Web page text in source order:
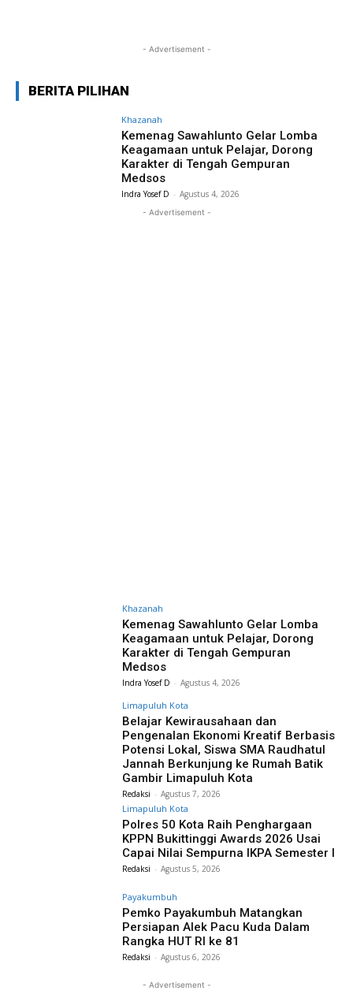
- Advertisement -
BERITA PILIHAN
Khazanah
Kemenag Sawahlunto Gelar Lomba
Keagamaan untuk Pelajar, Dorong
Karakter di Tengah Gempuran
Medsos
Indra Yosef D - Agustus 4, 2026
- Advertisement -
Khazanah
Kemenag Sawahlunto Gelar Lomba
Keagamaan untuk Pelajar, Dorong
Karakter di Tengah Gempuran
Medsos
Indra Yosef D - Agustus 4, 2026
Limapuluh Kota
Belajar Kewirausahaan dan
Pengenalan Ekonomi Kreatif Berbasis
Potensi Lokal, Siswa SMA Raudhatul
Jannah Berkunjung ke Rumah Batik
Gambir Limapuluh Kota
Redaksi - Agustus 7, 2026
Limapuluh Kota
Polres 50 Kota Raih Penghargaan
KPPN Bukittinggi Awards 2026 Usai
Capai Nilai Sempurna IKPA Semester I
Redaksi - Agustus 5, 2026
Payakumbuh
Pemko Payakumbuh Matangkan
Persiapan Alek Pacu Kuda Dalam
Rangka HUT RI ke 81
Redaksi - Agustus 6, 2026
- Advertisement -